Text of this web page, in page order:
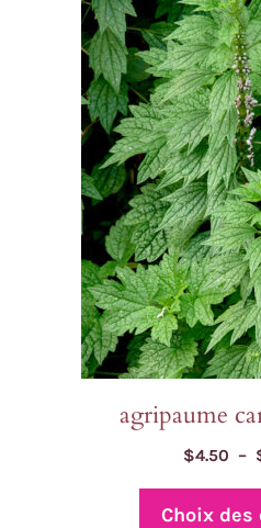
agripaume
$4.50 –
Choix des
plusieurs
variations.
options
peuvent
choisies
produit